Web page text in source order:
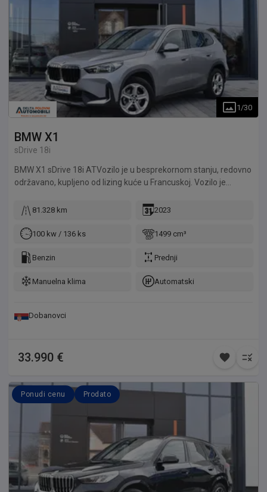
1 /30
BMW X1
sDrive 18i
BMW X1 sDrive 18i ATVozilo je u besprekornom stanju, redovno
održavano, kupljeno od lizing kuće u Francuskoj. Vozilo je
daje garanciju na motor 12 meseci ili 10.000km. Mogućnost
81.328 km 2023
100 kw / 136 ks 1499 cm³
Benzin Prednji
Manuelna klima Automatski
Dobanovci
33.990 €
Ponudi cenu Prodato